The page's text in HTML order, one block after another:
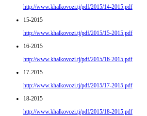
http://www.khalkovozi.tj/pdf/2015/14-2015.pdf
15-2015
http://www.khalkovozi.tj/pdf/2015/15-2015.pdf
16-2015
http://www.khalkovozi.tj/pdf/2015/16-2015.pdf
17-2015
http://www.khalkovozi.tj/pdf/2015/17-2015.pdf
18-2015
http://www.khalkovozi.tj/pdf/2015/18-2015.pdf